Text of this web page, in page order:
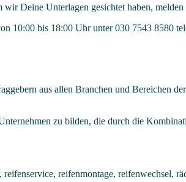
Deine Unterlagen gesichtet haben,
10:00 bis 18:00 Uhr unter 030 7543 8580
aus allen Branchen und Bereichen
zu bilden, die durch die
reifenmontage, reifenwechsel,